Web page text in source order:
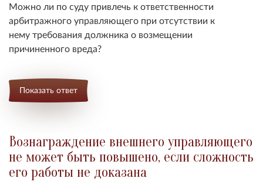
Можно ли по суду привлечь к ответственности
арбитражного управляющего при отсутствии к
нему требования должника о возмещении
причиненного вреда?
Показать ответ
Вознаграждение внешнего управляющего
не может быть повышено, если сложность
его работы не доказана